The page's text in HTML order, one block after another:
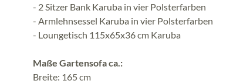
- 2 Sitzer Bank Karuba in vier Polsterfarben
- Armlehnsessel Karuba in vier Polsterfarben
- Loungetisch 115x65x36 cm Karuba
Maße Gartensofa ca.:
Breite: 165 cm